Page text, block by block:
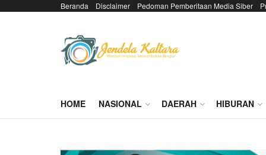
Beranda Disclaimer Pedoman Pemberitaan Media Siber
HOME NASIONAL DAERAH HIBURAN